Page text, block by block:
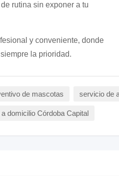
rutina sin exponer a tu
y conveniente, donde
la prioridad.
de mascotas servicio de
domicilio Córdoba Capital